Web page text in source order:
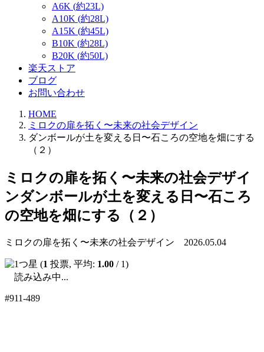
A6K (約23L)
A10K (約28L)
A15K (約45L)
B10K (約28L)
B20K (約50L)
楽天ストア
ブログ
お問い合わせ
HOME
ミロクの扉を拓く〜未来の社会デザイン
ダンボールが土を変える日〜石ころの空地を畑にする
（２）
ミロクの扉を拓く〜未来の社会デザイ
ンダンボールが土を変える日〜石ころ
の空地を畑にする（２）
ミロクの扉を拓く〜未来の社会デザイン 2026.05.04
(1 投票, 平均: 1.00 / 1)
読み込み中...
#911-489